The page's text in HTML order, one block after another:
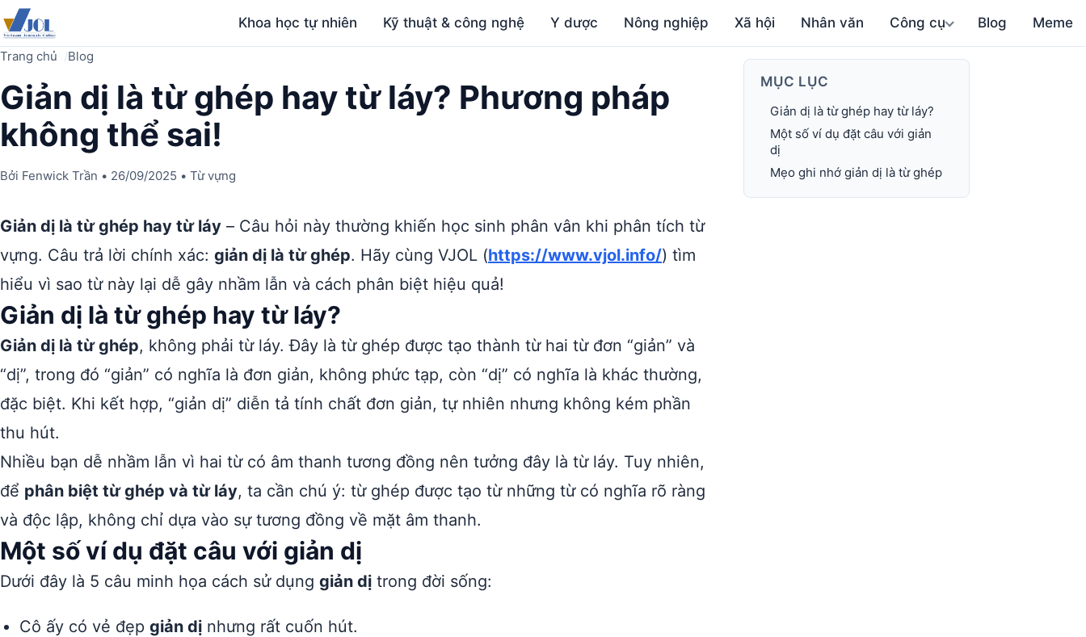
Khoa học tự nhiên Kỹ thuật & công nghệ Y dược Nông nghiệp Xã hội Nhân văn Công cụ Blog Meme
Trang chủ Blog
Giản dị là từ ghép hay từ láy? Phương pháp
không thể sai!
Bởi Fenwick Trần • 26/09/2025 • Từ vựng
Giản dị là từ ghép hay từ láy – Câu hỏi này thường khiến học sinh phân vân khi phân tích từ
vựng. Câu trả lời chính xác: giản dị là từ ghép. Hãy cùng VJOL (https://www.vjol.info/) tìm
hiểu vì sao từ này lại dễ gây nhầm lẫn và cách phân biệt hiệu quả!
Giản dị là từ ghép hay từ láy?
Giản dị là từ ghép, không phải từ láy. Đây là từ ghép được tạo thành từ hai từ đơn “giản” và
“dị”, trong đó “giản” có nghĩa là đơn giản, không phức tạp, còn “dị” có nghĩa là khác thường,
đặc biệt. Khi kết hợp, “giản dị” diễn tả tính chất đơn giản, tự nhiên nhưng không kém phần
thu hút.
Nhiều bạn dễ nhầm lẫn vì hai từ có âm thanh tương đồng nên tưởng đây là từ láy. Tuy nhiên,
để phân biệt từ ghép và từ láy, ta cần chú ý: từ ghép được tạo từ những từ có nghĩa rõ ràng
và độc lập, không chỉ dựa vào sự tương đồng về mặt âm thanh.
Một số ví dụ đặt câu với giản dị
Dưới đây là 5 câu minh họa cách sử dụng giản dị trong đời sống:
Cô ấy có vẻ đẹp giản dị nhưng rất cuốn hút.
MỤC LỤC
Giản dị là từ ghép hay từ láy?
Một số ví dụ đặt câu với giản
dị
Mẹo ghi nhớ giản dị là từ ghép